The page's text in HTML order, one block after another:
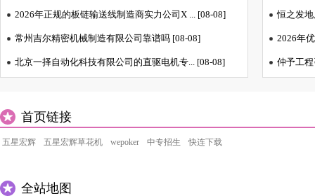
2026年正规的板链输送线制造商实力公司X ... [08-08]
常州吉尔精密机械制造有限公司靠谱吗 [08-08]
北京一择自动化科技有限公司的直驱电机专... [08-08]
恒之发
2026年
仲予工
首页链接
五星宏辉 五星宏辉草花机 wepoker 中专招生 快连下载
全站地图